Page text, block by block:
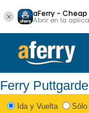
aFerry -
Abrir en la
Ferry
Ida y Vuelta Sólo